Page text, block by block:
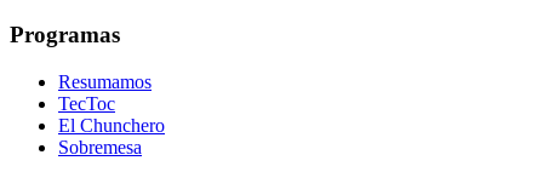
Programas
Resumamos
TecToc
El Chunchero
Sobremesa